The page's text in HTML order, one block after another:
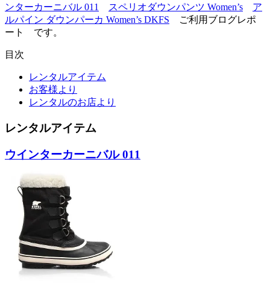
ンターカーニバル 011
スペリオダウンパンツ Women’s
ア
ルパイン ダウンパーカ Women’s DKFS ご利用ブログレポ
ート です。
目次
レンタルアイテム
お客様より
レンタルのお店より
レンタルアイテム
ウインターカーニバル 011